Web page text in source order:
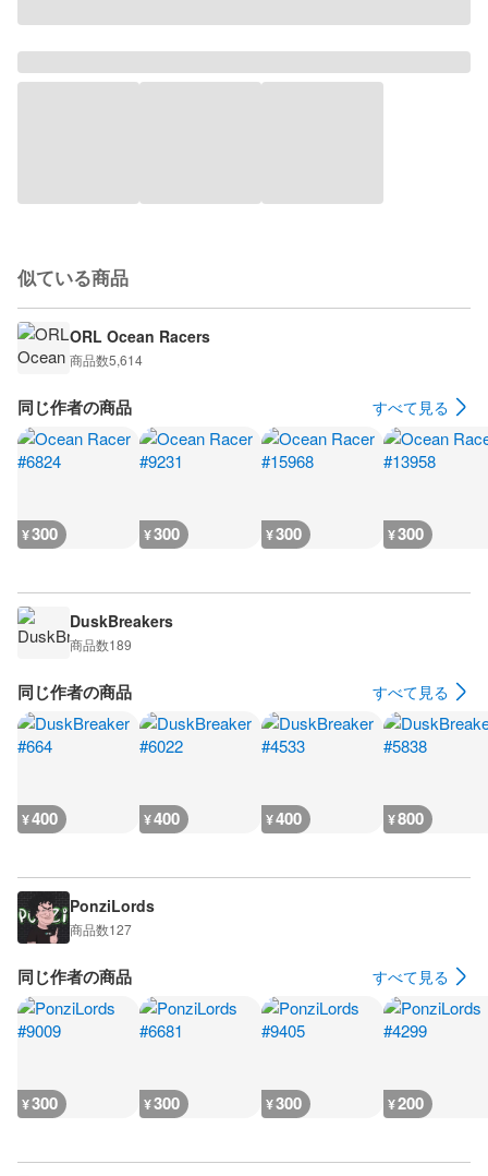
似ている商品
ORL Ocean Racers
商品数5,614
同じ作者の商品 すべて見る
¥300 ¥300 ¥300 ¥300
DuskBreakers
商品数189
同じ作者の商品 すべて見る
¥400 ¥400 ¥400 ¥800
PonziLords
商品数127
同じ作者の商品 すべて見る
¥300 ¥300 ¥300 ¥200